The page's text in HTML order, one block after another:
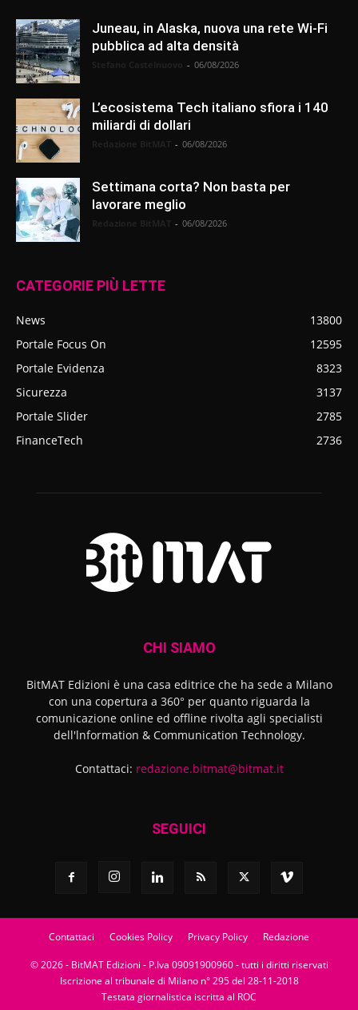
Juneau, in Alaska, nuova una rete Wi-Fi
pubblica ad alta densità
- 06/08/2026
L’ecosistema Tech italiano sfiora i 140
miliardi di dollari
- 06/08/2026
Settimana corta? Non basta per
lavorare meglio
- 06/08/2026
CATEGORIE PIÙ LETTE
News
13800
Portale Focus On
12595
Portale Evidenza
8323
Sicurezza
3137
Portale Slider
2785
FinanceTech
2736
CHI SIAMO
BitMAT Edizioni è una casa editrice che ha sede a Milano
con una copertura a 360° per quanto riguarda la
comunicazione online ed offline rivolta agli specialisti
dell'lnformation & Communication Technology.
Contattaci: redazione.bitmat@bitmat.it
SEGUICI
Contattaci Cookies Policy Privacy Policy Redazione
© 2026 - BitMAT Edizioni - P.Iva 09091900960 - tutti i diritti riservati
Iscrizione al tribunale di Milano n° 295 del 28-11-2018
Testata giornalistica iscritta al ROC